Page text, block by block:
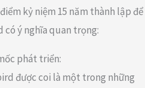
kỷ niệm 15 năm thành lập để
ý nghĩa quan trọng:
phát triển:
được coi là một trong những